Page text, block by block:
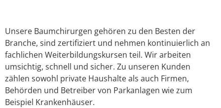
Unsere Baumchirurgen gehören zu den Besten der
Branche, sind zertifiziert und nehmen kontinuierlich an
fachlichen Weiterbildungskursen teil. Wir arbeiten
umsichtig, schnell und sicher. Zu unseren Kunden
zählen sowohl private Haushalte als auch Firmen,
Behörden und Betreiber von Parkanlagen wie zum
Beispiel Krankenhäuser.